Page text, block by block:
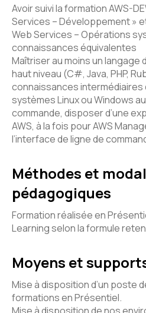
Avoir suivi la formation AWS-
Services – Développement »
Web Services – Opérations
connaissances équivalentes
Maîtriser au moins un langage
haut niveau (C#, Java, PHP,
connaissances intermédiaires
systèmes Linux ou Windows
commande, disposer d’une
AWS, à la fois pour AWS
l’interface de ligne de
Méthodes et
pédagogiques
Formation réalisée en
Learning selon la formule
Moyens et
Mise à disposition d’un poste
formations en Présentiel.